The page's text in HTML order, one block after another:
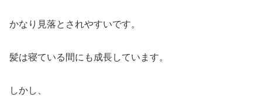
かなり見落とされやすいです。
髪は寝ている間にも成長しています。
しかし、